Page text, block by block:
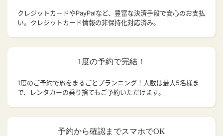
クレジットカードやPayPalなど、豊富な決済手段で安心のお支払
い。クレジットカード情報の非保持化対応済み。
1度の予約で完結！
1度のご予約で旅をまるごとプランニング！人数は最大5名様ま
で、レンタカーの乗り捨てもご予約いただけます。
予約から確認までスマホでOK